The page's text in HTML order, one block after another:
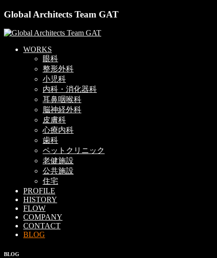
Global Architects Team GAT
WORKS
眼科
整形外科
小児科
内科・消化器科
耳鼻咽喉科
脳神経外科
皮膚科
心療内科
歯科
ペットクリニック
老健施設
公共施設
住宅
PROFILE
HISTORY
FLOW
COMPANY
CONTACT
BLOG
BLOG